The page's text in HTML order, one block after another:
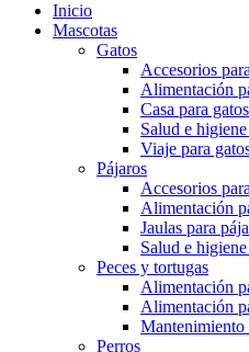
Inicio
Mascotas
Gatos
Accesorios
Alimentación
Casa para gatos
Salud e
Viaje para
Pájaros
Accesorios
Alimentación
Jaulas para
Salud e
Peces y tortugas
Alimentación
Alimentación
Mantenimiento
Perros